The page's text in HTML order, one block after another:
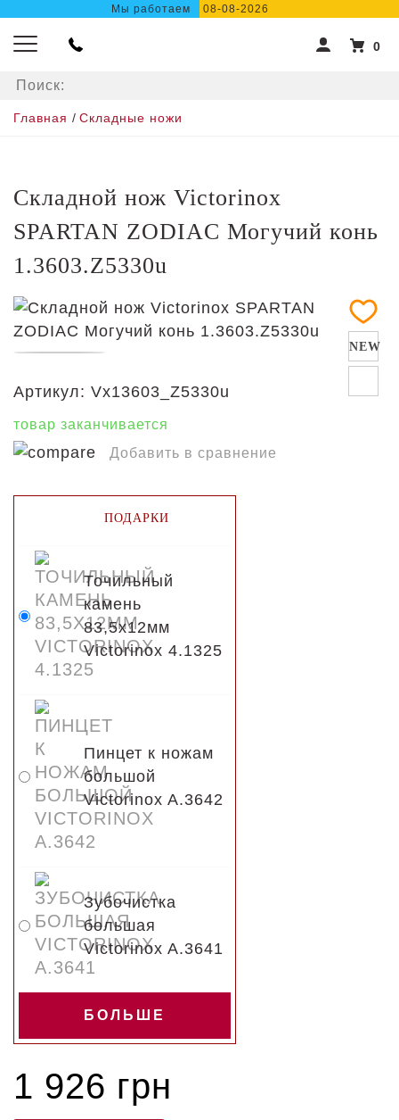
Мы работаем 08-08-2026
0
Главная / Складные ножи
Складной нож Victorinox
SPARTAN ZODIAC Могучий конь
1.3603.Z5330u
NEW
Артикул: Vx13603_Z5330u
товар заканчивается
Добавить в сравнение
ПОДАРКИ
Точильный
камень
83,5х12мм
Victorinox 4.1325
Пинцет к ножам
большой
Victorinox A.3642
Зубочистка
большая
Victorinox A.3641
БОЛЬШЕ
1 926 грн